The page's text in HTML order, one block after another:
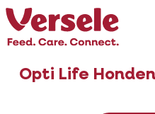
Opti Life